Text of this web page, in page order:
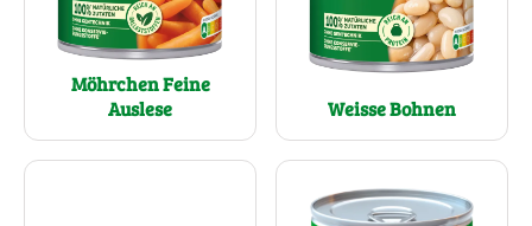
Möhrchen Feine
Auslese
Weisse Bohnen